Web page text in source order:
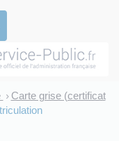
> Carte grise (certificat